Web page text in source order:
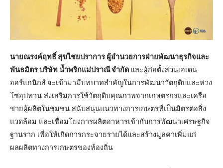
นายณรงค์ฤทธิ์ สุขไชยปราการ ผู้อำนวยการฝ่ายพัฒนาธุรกิจและ
พันธมิตร บริษัท น้ำพริกแม่ปราณี จำกัด และผู้ก่อตั้งสวนเอเดน
ออร์แกนิกส์ จะเข้ามามีบทบาทสำคัญในการพัฒนาวัตถุดิบและห่วง
โซ่อุปทาน ส่งเสริมการใช้วัตถุดิบคุณภาพจากเกษตรกรและเครือ
ข่ายผู้ผลิตในชุมชน สนับสนุนแนวทางการเกษตรที่เป็นมิตรต่อสิ่ง
แวดล้อม และเชื่อมโยงการผลิตอาหารเข้ากับการพัฒนาเศรษฐกิจ
ฐานราก เพื่อให้เกิดการกระจายรายได้และสร้างมูลค่าเพิ่มแก่
ผลผลิตทางการเกษตรของท้องถิ่น